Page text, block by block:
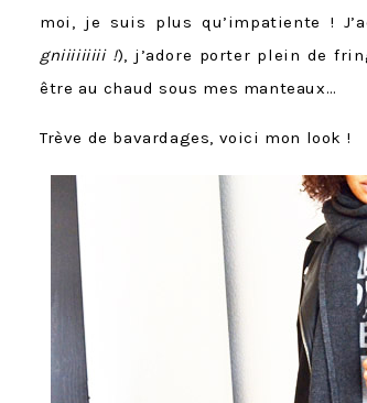
moi, je suis plus qu’impatiente !
gniiiiiiiii !), j’adore porter plein de
être au chaud sous mes manteaux…
Trève de bavardages, voici mon look !